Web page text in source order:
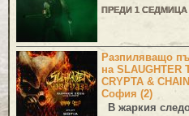
ПРЕДИ 1 СЕДМИЦА
Разпиляващо
на SLAUGHTER
CRYPTA &
София (2)
В жаркия